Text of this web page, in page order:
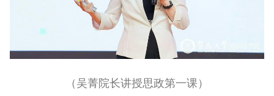
（吴菁院长讲授思政第一课）